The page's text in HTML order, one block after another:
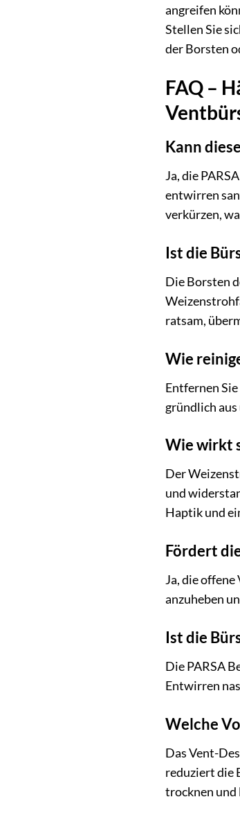
angreifen
Stellen Sie
der Borsten
FAQ –
Kann
Ja, die
entwirren
verkürzen,
Ist die
Die Borsten
ratsam,
Wie
Entfernen
gründlich aus
Wie wirkt
Der
und
Haptik und
Fördert
Ja, die
anzuheben
Ist die
Die PARSA
Entwirren
Welche
Das Vent-
reduziert die
trocknen und